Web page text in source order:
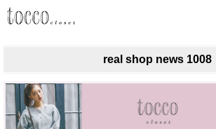
real shop news 1008